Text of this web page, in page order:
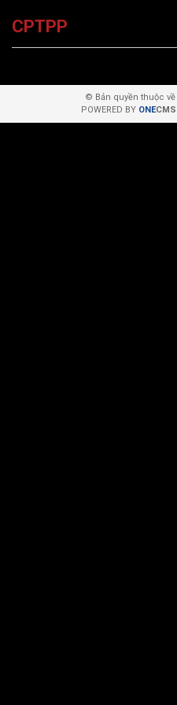
CPTPP
© Bản quyền thuộc về
POWERED BY ONECMS